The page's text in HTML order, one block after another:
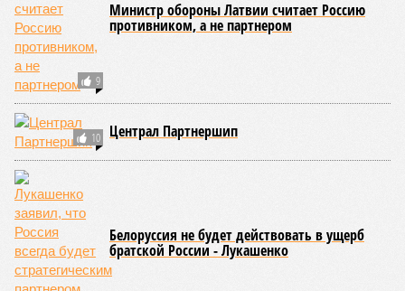
попытки замедлить процесс старения и в конечном счёте
опередить саму смерть, иронизируют в New York Post.
Главная проблема и печаль в том, что не в одних только
мутациях дело.
соматические мутации вносят значительный вклад в
старение, но сами по себе они не могут объяснить
наблюдаемую смертность, –цитирует Medical Express
соавтора исследованияДмитрия Крюкова, научного
сотрудника Центра био- и медицинских технологий
Сколтеха и старшего научного сотрудника AIRI. –
означает, что другие механизмы старения, такие как
потеря протеостаза, митохондриальная дисфункция или
эпигенетические изменения, вносят сопоставимый вклад
в ограничение продолжительности жизни».